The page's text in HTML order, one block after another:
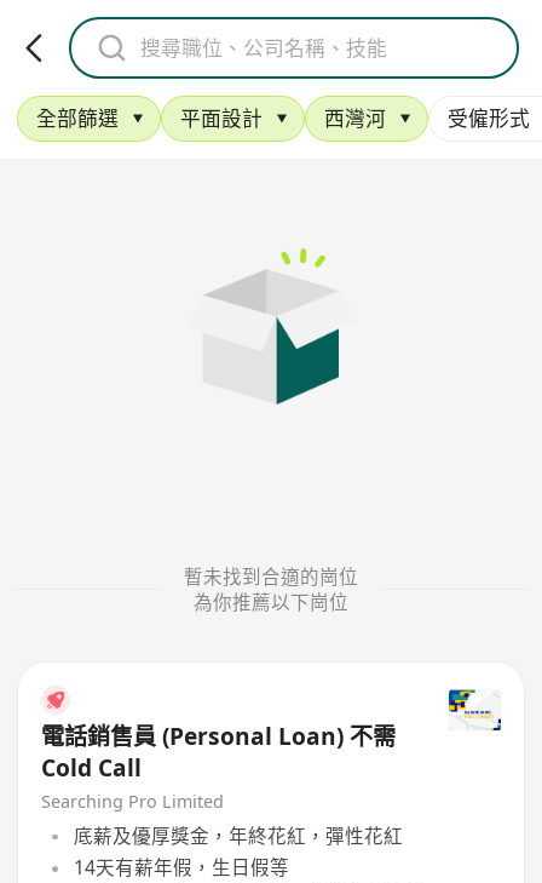
全部篩選 平面設計 西灣河 受僱形式
暫未找到合適的崗位
為你推薦以下崗位
電話銷售員 (Personal Loan) 不需
Cold Call
Searching Pro Limited
底薪及優厚獎金，年終花紅，彈性花紅
14天有薪年假，生日假等